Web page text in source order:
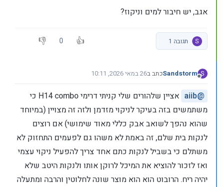
אגב, יש חיבור למים וניקוז?
S תגובה 1 0
S
מנותק
Sandstormכתב ב26 במאי 2026, 10:11
נערך לאחרונה על ידי
@
aiib
אציין שלהורים שלי קניתי דרימי H14 combo כי
משתמשים בזה בעיקר לניקוי מזדמן ולזה זה מצויין (במיוחד
שהוא נהפך לשואב אבק כללי מאוד שימושי) אם רוצים
לנקות בית שלם, זה באמת לא משהו גם לפעמים התחזוק לא
משתלם כי בשביל לנקות כתם אחד צריך להפעיל ניקוי עצמי
ואז לזכור להוציא את המיכל לרוקן אותו ולנקות היטב שלא
יהיה ריח. הרובוט הוא הוא מוצר שונה לחלוטין והרבה ומתעלה